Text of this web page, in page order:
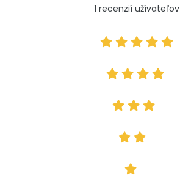
1 recenzií užívateľov